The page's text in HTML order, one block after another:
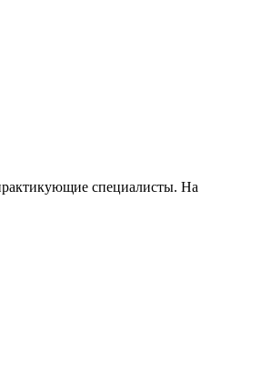
специалисты. На